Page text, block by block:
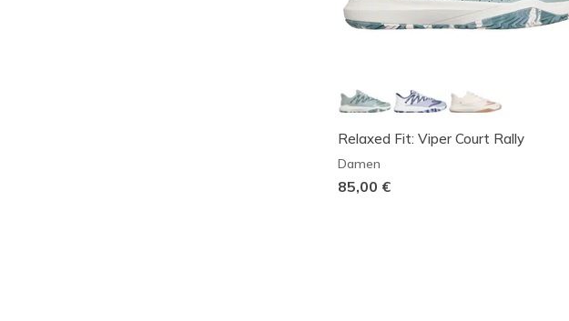
Relaxed Fit: Viper Court Rally
Damen
85,00 €